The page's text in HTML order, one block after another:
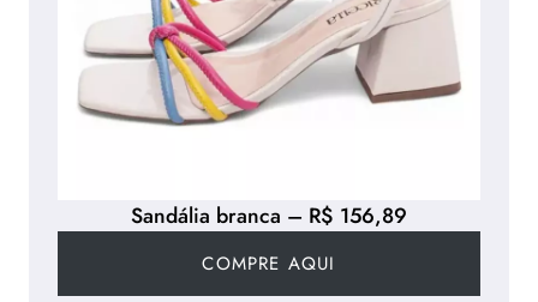
Sandália branca – R$ 156,89
COMPRE AQUI